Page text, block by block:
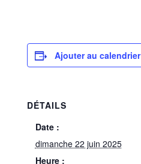
Ajouter au calendrier
DÉTAILS
Date :
dimanche 22 juin 2025
Heure :